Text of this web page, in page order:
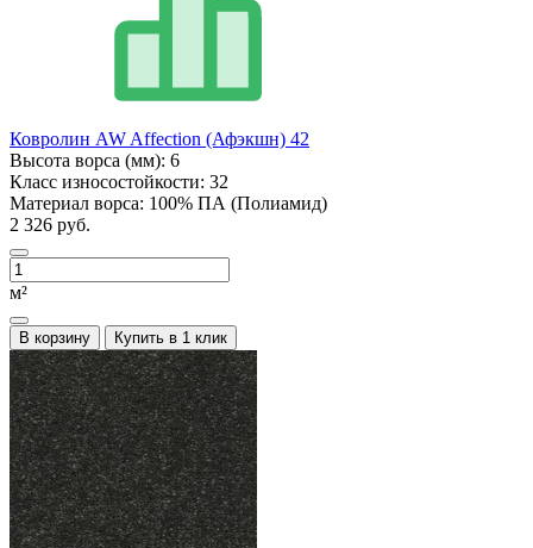
Ковролин AW Affection (Афэкшн) 42
Высота ворса (мм): 6
Класс износостойкости: 32
Материал ворса: 100% ПА (Полиамид)
2 326 руб.
м²
В корзину Купить в 1 клик